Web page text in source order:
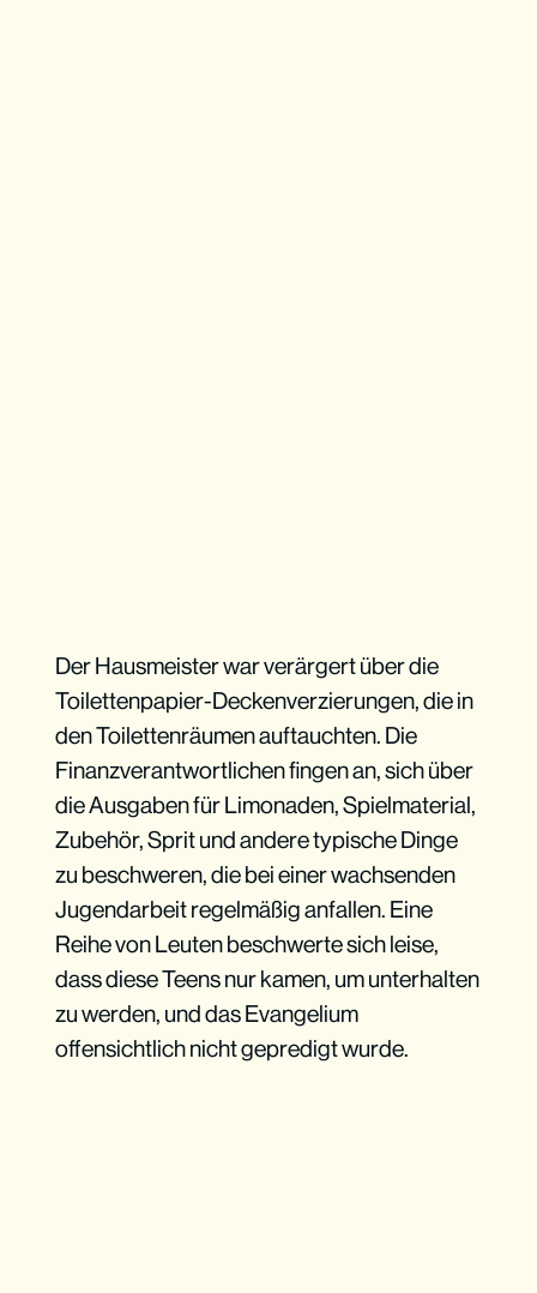
Der Hausmeister war verärgert über die
Toilettenpapier-Deckenverzierungen, die in
den Toilettenräumen auftauchten. Die
Finanzverantwortlichen fingen an, sich über
die Ausgaben für Limonaden, Spielmaterial,
Zubehör, Sprit und andere typische Dinge
zu beschweren, die bei einer wachsenden
Jugendarbeit regelmäßig anfallen. Eine
Reihe von Leuten beschwerte sich leise,
dass diese Teens nur kamen, um unterhalten
zu werden, und das Evangelium
offensichtlich nicht gepredigt wurde.